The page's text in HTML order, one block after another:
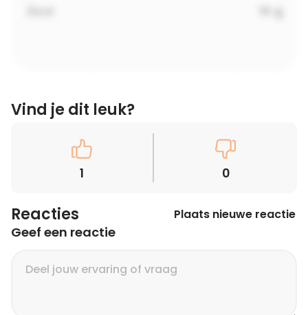
Vind je dit leuk?
1 0
Reacties Plaats nieuwe reactie
Geef een reactie